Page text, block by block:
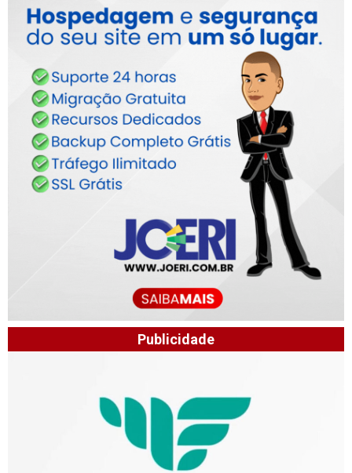
Publicidade